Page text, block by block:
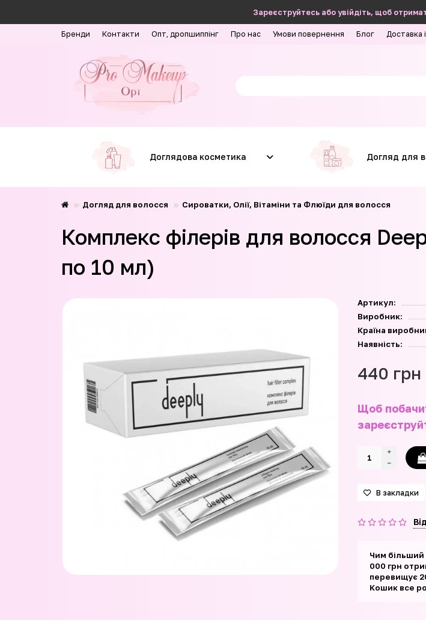
Зареєструйтесь або увійдіть, щоб
Бренди Контакти Опт, дропшиппінг Про нас Умови повернення Блог Доставка
Доглядова косметика Догляд для
Догляд для волосся Сироватки, Олії, Вітаміни та Флюїди для волосся
Комплекс філерів для волосся
по 10 мл)
Артикул:
Виробник:
Країна
Наявність:
440 грн
Щоб
В закладки
Чим
000 грн
перевищує
Кошик все